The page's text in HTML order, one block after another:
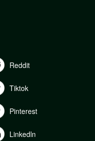
Reddit
Tiktok
Pinterest
Linkedln